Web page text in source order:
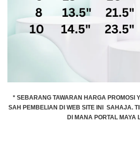
* SEBARANG TAWARAN HARGA PROMOSI
SAH PEMBELIAN DI WEB SITE INI SAHAJA.
DI MANA PORTAL MAYA